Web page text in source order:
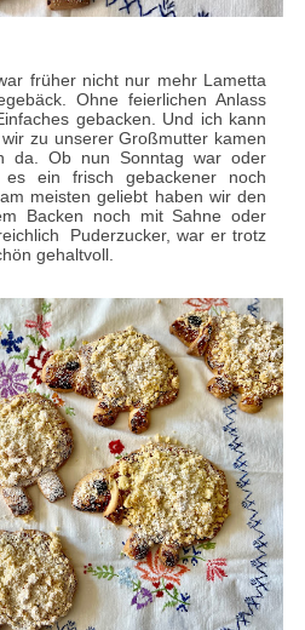
früher nicht nur mehr Lametta
Ohne feierlichen Anlass
gebacken. Und ich kann
zu unserer Großmutter kamen
da. Ob nun Sonntag war oder
es ein frisch gebackener noch
meisten geliebt haben wir den
Backen noch mit Sahne oder
Puderzucker, war er trotz
gehaltvoll.